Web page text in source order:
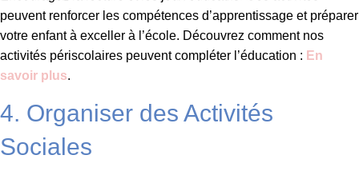
peuvent renforcer les compétences d’apprentissage et préparer
votre enfant à exceller à l’école. Découvrez comment nos
activités périscolaires peuvent compléter l’éducation : En
savoir plus.
4. Organiser des Activités
Sociales